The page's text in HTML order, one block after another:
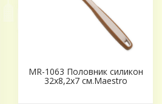
MR-1063 Половник силикон
32х8,2х7 см.Maestro